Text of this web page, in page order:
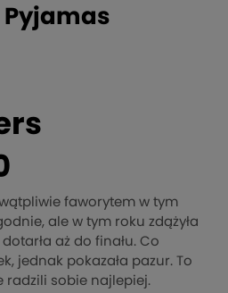
faworytem w tym
ale w tym roku zdążyła
aż do finału. Co
jednak pokazała pazur. To
radzili sobie najlepiej.